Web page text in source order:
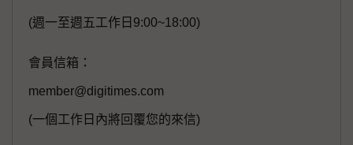
(週一至週五工作日9:00~18:00)
會員信箱：
member@digitimes.com
(一個工作日內將回覆您的來信)